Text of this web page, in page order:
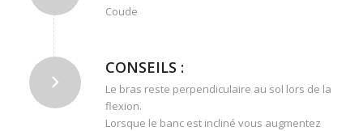
Coude
CONSEILS :
Le bras reste perpendiculaire au sol lors de la
flexion.
Lorsque le banc est incliné vous augmentez